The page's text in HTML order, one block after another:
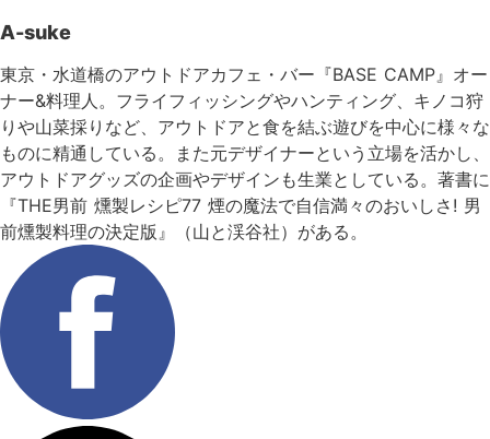
A-suke
東京・水道橋のアウトドアカフェ・バー『BASE CAMP』オー
ナー&料理人。フライフィッシングやハンティング、キノコ狩
りや山菜採りなど、アウトドアと食を結ぶ遊びを中心に様々な
ものに精通している。また元デザイナーという立場を活かし、
アウトドアグッズの企画やデザインも生業としている。著書に
『THE男前 燻製レシピ77 煙の魔法で自信満々のおいしさ! 男
前燻製料理の決定版』（山と渓谷社）がある。